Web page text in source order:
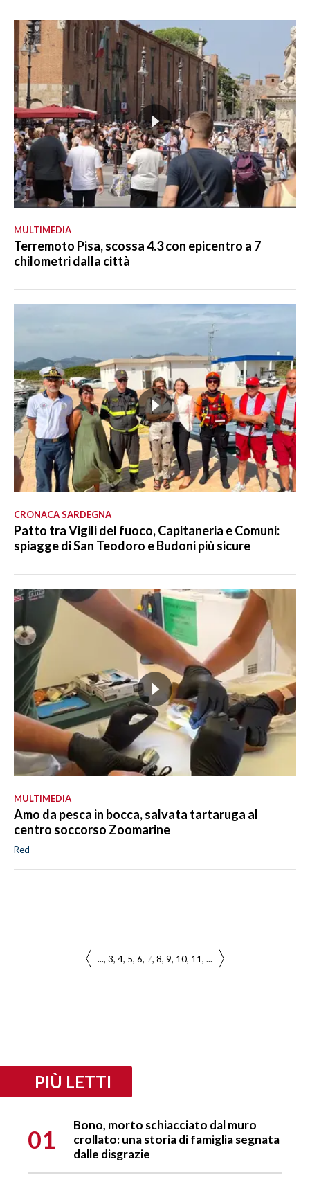
MULTIMEDIA
Terremoto Pisa, scossa 4.3 con epicentro a 7
chilometri dalla città
CRONACA SARDEGNA
Patto tra Vigili del fuoco, Capitaneria e Comuni:
spiagge di San Teodoro e Budoni più sicure
MULTIMEDIA
Amo da pesca in bocca, salvata tartaruga al
centro soccorso Zoomarine
Red
... 3 4 5 6 7 8 9 10 11 ...
PIÙ LETTI
01
Bono, morto schiacciato dal muro
crollato: una storia di famiglia segnata
dalle disgrazie